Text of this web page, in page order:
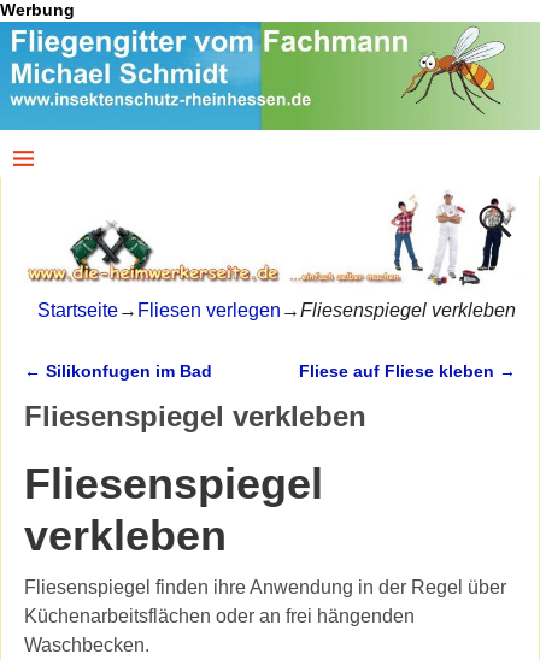
Werbung
Startseite→ Fliesen verlegen →Fliesenspiegel verkleben
← Silikonfugen im Bad Fliese auf Fliese kleben →
Fliesenspiegel verkleben
Fliesenspiegel
verkleben
Fliesenspiegel finden ihre Anwendung in der Regel über
Küchenarbeitsflächen oder an frei hängenden
Waschbecken.